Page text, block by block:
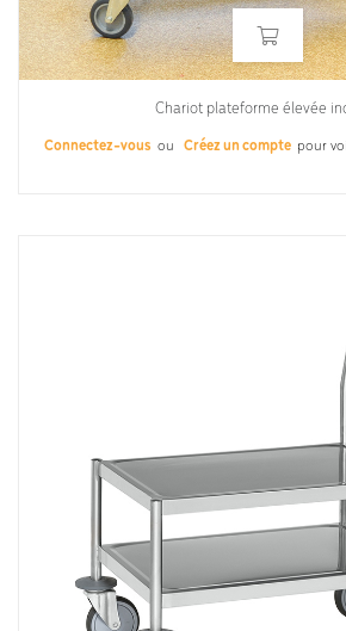
Chariot plateforme élevée
Connectez-vous ou Créez un compte pour